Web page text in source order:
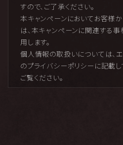
すので、ご了承ください。
本キャンペーンにおいてお客様
は、本キャンペーンに関連する
用します。
個人情報の取扱いについては、
のプライバシーポリシーに記載し
ご覧ください。